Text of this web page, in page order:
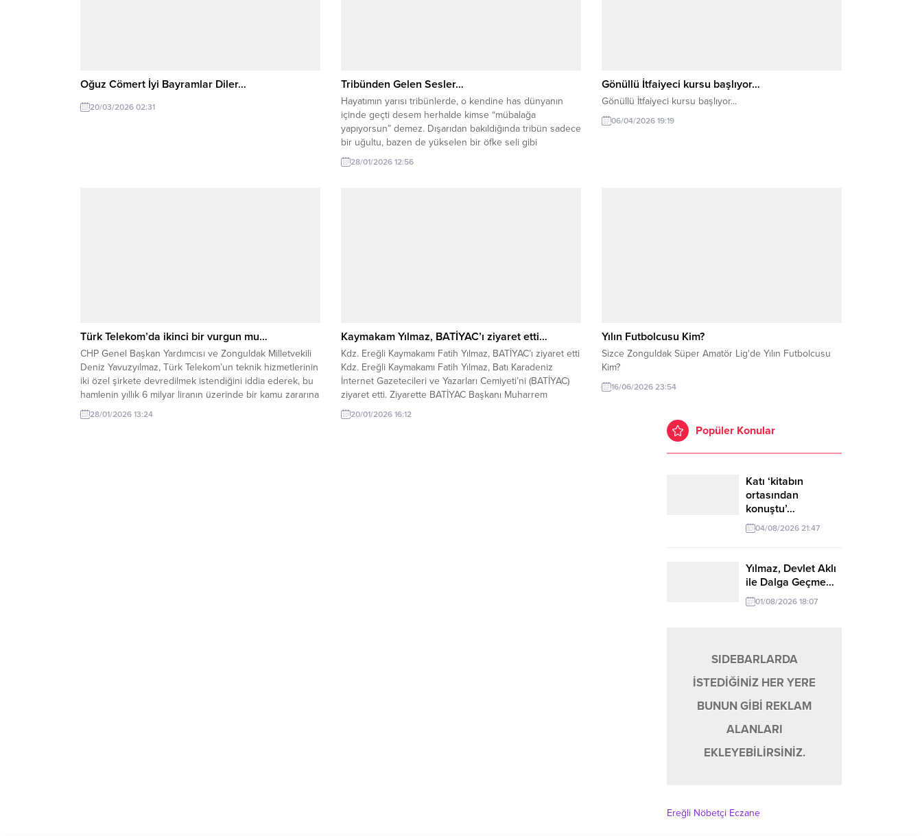
Oğuz Cömert İyi Bayramlar Diler…
20/03/2026 02:31
Tribünden Gelen Sesler…
Hayatımın yarısı tribünlerde, o kendine has dünyanın
içinde geçti desem herhalde kimse “mübalağa
yapıyorsun” demez. Dışarıdan bakıldığında tribün sadece
bir uğultu, bazen de yükselen bir öfke seli gibi
görünebilir. Ama o kalabalığın içine girdiğinizde, hele ki
benim gibi elinizde kamerayla o seslere mecburen kulak
28/01/2026 12:56
Gönüllü İtfaiyeci kursu başlıyor…
Gönüllü İtfaiyeci kursu başlıyor...
06/04/2026 19:19
Türk Telekom’da ikinci bir vurgun mu…
CHP Genel Başkan Yardımcısı ve Zonguldak Milletvekili
Deniz Yavuzyılmaz, Türk Telekom’un teknik hizmetlerinin
iki özel şirkete devredilmek istendiğini iddia ederek, bu
hamlenin yıllık 6 milyar liranın üzerinde bir kamu zararına
ve faturalarda %100 zamma yol açacağını savundu. CHP
Genel Başkan Yardımcısı Deniz Yavuzyılmaz, Türk
28/01/2026 13:24
Kaymakam Yılmaz, BATİYAC’ı ziyaret etti…
Kdz. Ereğli Kaymakamı Fatih Yılmaz, BATİYAC’ı ziyaret etti
Kdz. Ereğli Kaymakamı Fatih Yılmaz, Batı Karadeniz
İnternet Gazetecileri ve Yazarları Cemiyeti’ni (BATİYAC)
ziyaret etti. Ziyarette BATİYAC Başkanı Muharrem
Yokarıbaş ve yönetim kurulu üyeleriyle bir araya gelen
Kaymakam Yılmaz, basının toplumdaki yeri ve önemine
20/01/2026 16:12
Yılın Futbolcusu Kim?
Sizce Zonguldak Süper Amatör Lig'de Yılın Futbolcusu
Kim?
16/06/2026 23:54
Popüler Konular
Katı ‘kitabın
ortasından
konuştu’…
04/08/2026 21:47
Yılmaz, Devlet Aklı
ile Dalga Geçme…
01/08/2026 18:07
SIDEBARLARDA
İSTEDİĞİNİZ HER YERE
BUNUN GİBİ REKLAM
ALANLARI
EKLEYEBİLİRSİNİZ.
Ereğli Nöbetçi Eczane